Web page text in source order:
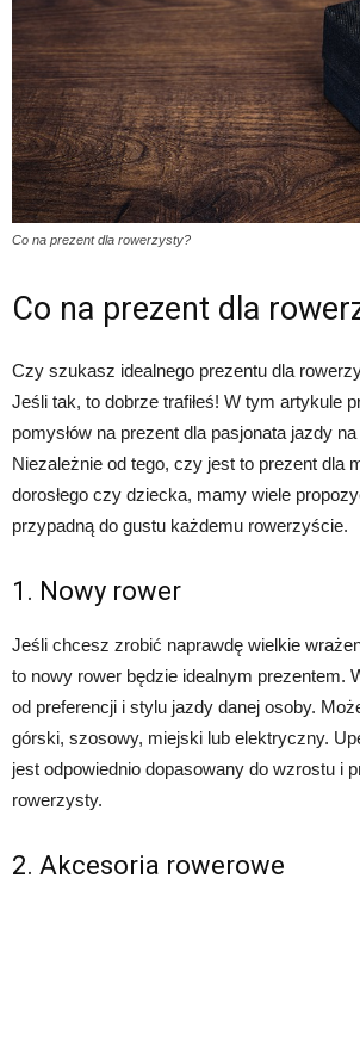
Co na prezent dla rowerzysty?
Co na prezent dla
Czy szukasz idealnego prezentu dla
Jeśli tak, to dobrze trafiłeś! W tym artykule
pomysłów na prezent dla pasjonata jazdy
Niezależnie od tego, czy jest to prezent dla
dorosłego czy dziecka, mamy wiele
przypadną do gustu każdemu rowerzyście.
1. Nowy rower
Jeśli chcesz zrobić naprawdę wielkie
to nowy rower będzie idealnym prezentem.
od preferencji i stylu jazdy danej osoby.
górski, szosowy, miejski lub elektryczny.
jest odpowiednio dopasowany do wzrostu i
rowerzysty.
2. Akcesoria rowerowe